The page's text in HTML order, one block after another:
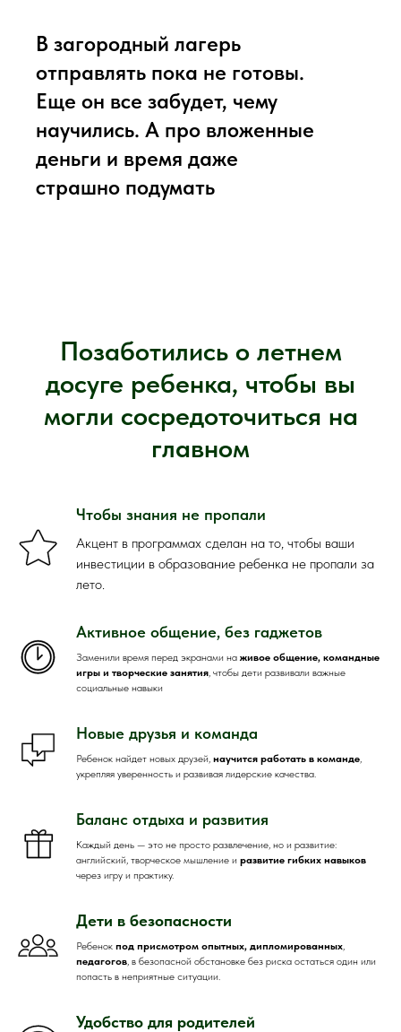
В загородный лагерь
отправлять пока не готовы.
Еще он все забудет, чему
научились. А про вложенные
деньги и время даже
страшно подумать
Позаботились о летнем
досуге ребенка, чтобы вы
могли сосредоточиться на
главном
Чтобы знания не пропали
Акцент в программах сделан на то, чтобы ваши
инвестиции в образование ребенка не пропали за
лето.
Активное общение, без гаджетов
Заменили время перед экранами на живое общение, командные
игры и творческие занятия, чтобы дети развивали важные
социальные навыки
Новые друзья и команда
Ребенок найдет новых друзей, научится работать в команде,
укрепляя уверенность и развивая лидерские качества.
Баланс отдыха и развития
Каждый день — это не просто развлечение, но и развитие:
английский, творческое мышление и развитие гибких навыков
через игру и практику.
Дети в безопасности
Ребенок под присмотром опытных, дипломированных,
педагогов, в безопасной обстановке без риска остаться один или
попасть в неприятные ситуации.
Удобство для родителей